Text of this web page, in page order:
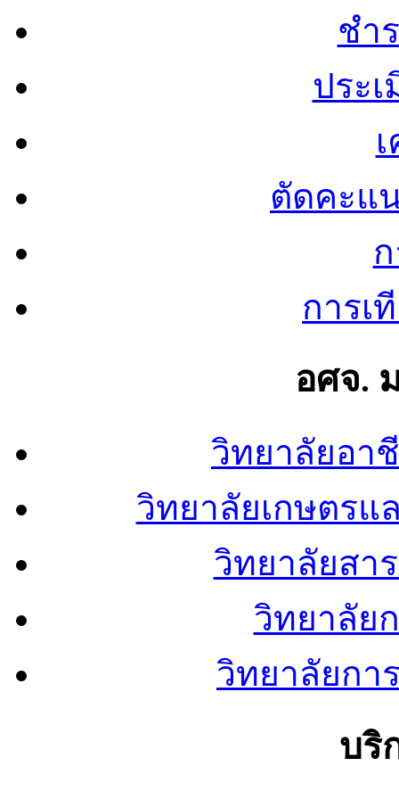
ชำ
ประ
ตัดคะแ
การเ
อศจ.
วิทยาลัยอา
วิทยาลัยเกษตรแ
วิทยาลัยสา
วิทยาลัย
วิทยาลัยก
บริ